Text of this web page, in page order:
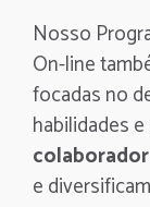
Nosso
On-line
focadas no
habilidades
e